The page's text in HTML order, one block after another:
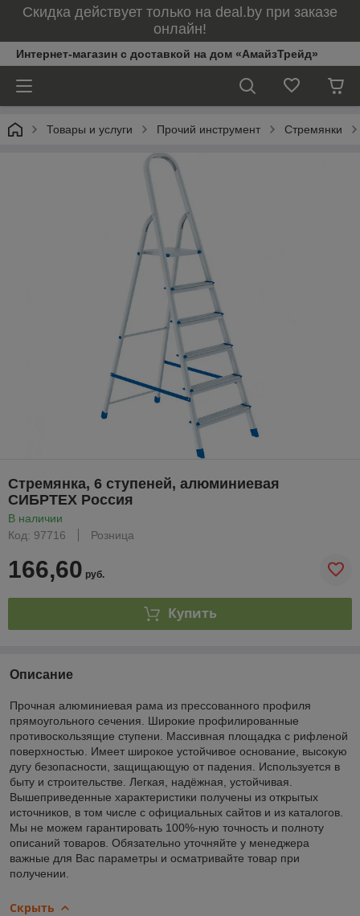
Скидка действует только на deal.by при заказе
онлайн!
Интернет-магазин с доставкой на дом «АмайзТрейд»
Товары и услуги Прочий инструмент Стремянки
Стремянка, 6 ступеней, алюминиевая
СИБРТЕХ Pоссия
В наличии
Код: 97716
Розница
166,60 руб.
Купить
Описание
Прочная алюминиевая рама из прессованного профиля
прямоугольного сечения. Широкие профилированные
противоскользящие ступени. Массивная площадка с рифленой
поверхностью. Имеет широкое устойчивое основание, высокую
дугу безопасности, защищающую от падения. Используется в
быту и строительстве. Легкая, надёжная, устойчивая.
Вышеприведенные характеристики получены из открытых
источников, в том числе с официальных сайтов и из каталогов.
Мы не можем гарантировать 100%-ную точность и полноту
описаний товаров. Обязательно уточняйте у менеджера
важные для Вас параметры и осматривайте товар при
получении.
Скрыть